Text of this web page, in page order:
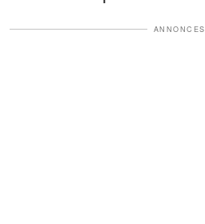
ANNONCES